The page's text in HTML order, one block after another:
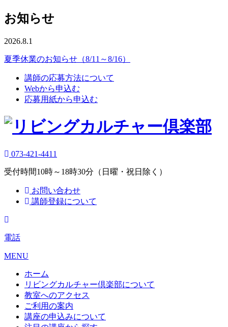
お知らせ
2026.8.1
夏季休業のお知らせ（8/11～8/16）
講師の応募方法について
Webから申込む
応募用紙から申込む
073-421-4411
受付時間10時～18時30分（日曜・祝日除く）
お問い合わせ
講師登録について
電話
MENU
ホーム
リビングカルチャー倶楽部について
教室へのアクセス
ご利用の案内
講座の申込みについて